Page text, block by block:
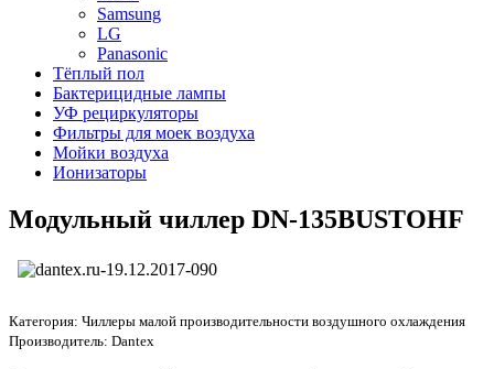
Samsung
LG
Panasonic
Тёплый пол
Бактерицидные лампы
УФ рециркуляторы
Фильтры для моек воздуха
Мойки воздуха
Ионизаторы
Модульный чиллер DN-135BUSTOHF
Категория: Чиллеры малой производительности воздушного охлаждения
Производитель: Dantex